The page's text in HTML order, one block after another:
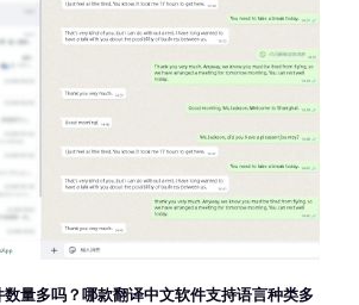
量多吗？哪款翻译中文软件支持语言种类多